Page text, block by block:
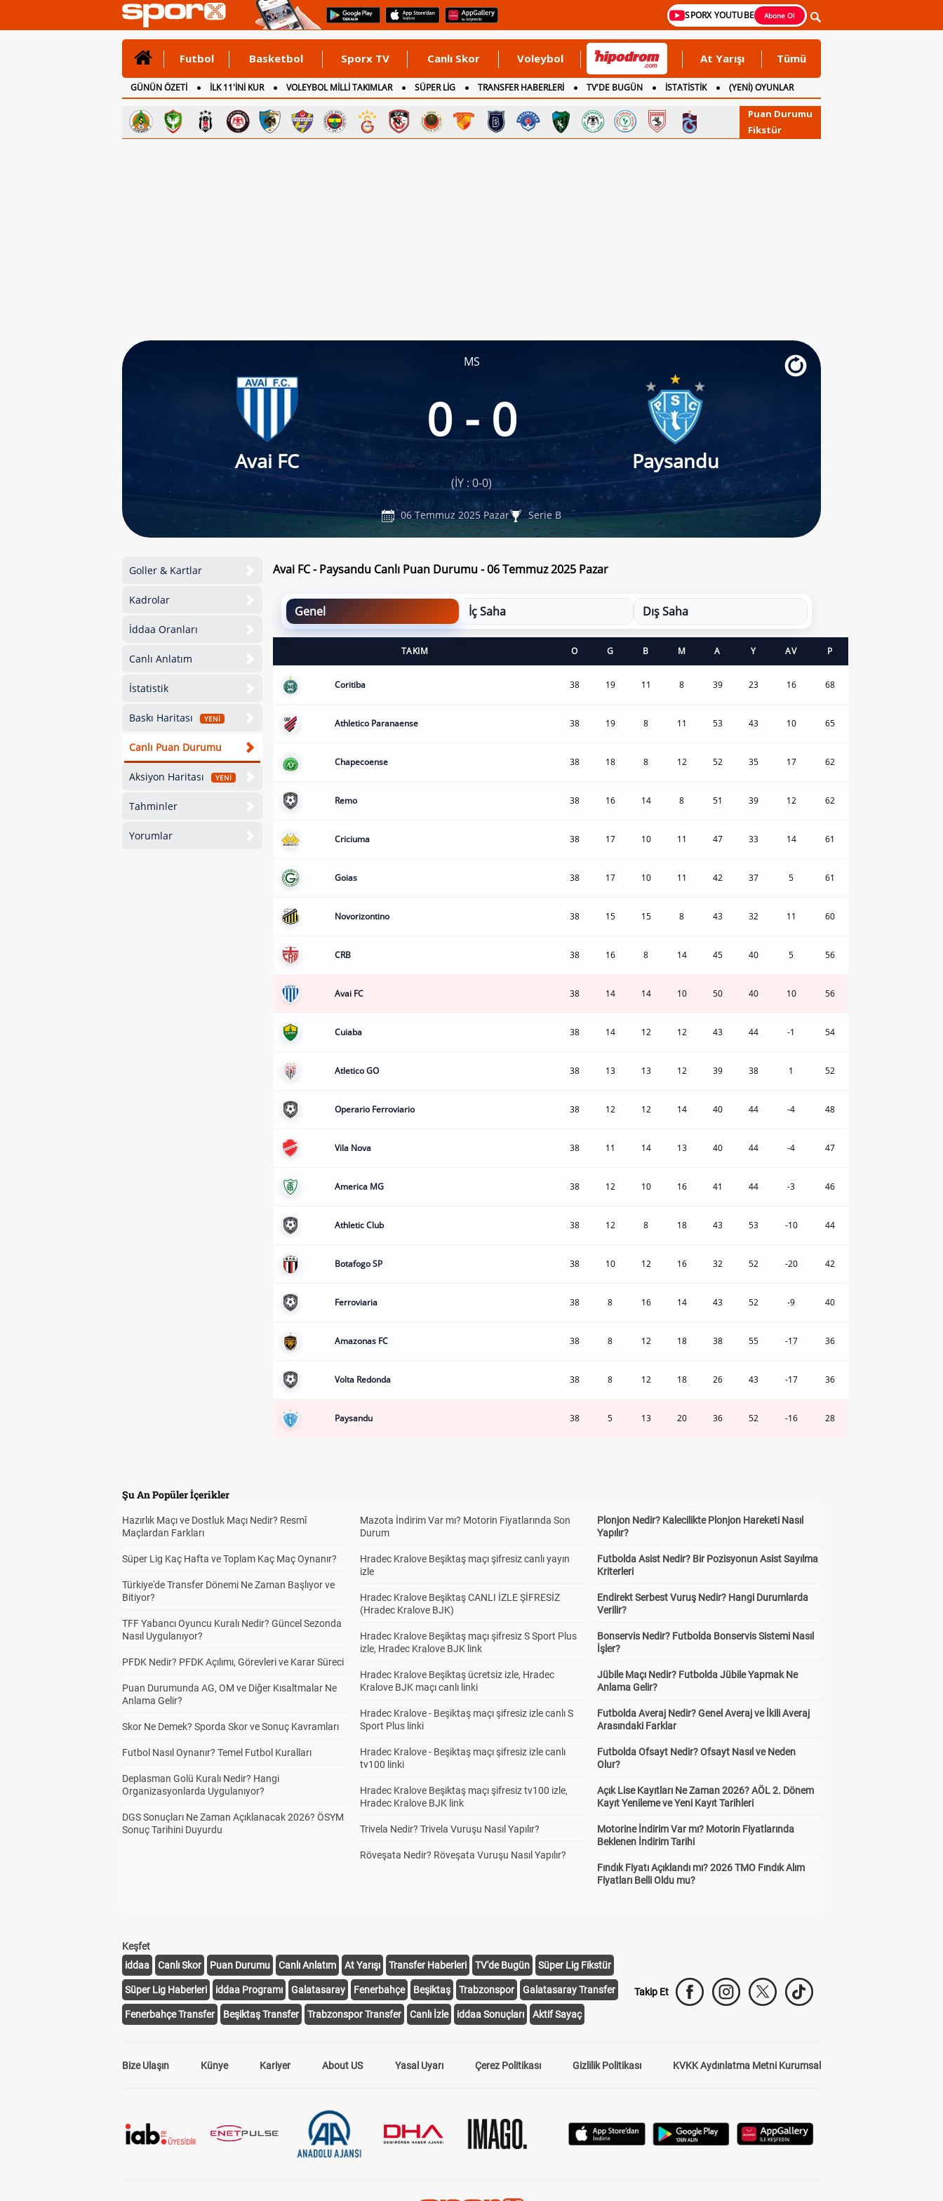
SPORX YOUTUBE Abone Ol
Futbol Basketbol Sporx TV Canlı Skor Voleybol At Yarışı Tümü
GÜNÜN ÖZETİ İLK 11'İNİ KUR VOLEYBOL MİLLİ TAKIMLAR SÜPER LİG TRANSFER HABERLERİ TV'DE BUGÜN İSTATİSTİK
(YENİ) OYUNLAR
CANLI ANLATIM
İNGİLTERE
Puan Durumu
Fikstür
MS
Avai FC
0 - 0
Paysandu
(İY : 0-0)
06 Temmuz 2025 Pazar Serie B
Goller & Kartlar
Kadrolar
İddaa Oranları
Canlı Anlatım
İstatistik
Baskı Haritası YENİ
Canlı Puan Durumu
Aksiyon Haritası YENİ
Tahminler
Yorumlar
Avai FC - Paysandu Canlı Puan Durumu - 06 Temmuz 2025 Pazar
Genel İç Saha Dış Saha
TAKIM O G B M A Y AV P
Coritiba 38 19 11 8 39 23 16 68
Athletico Paranaense 38 19 8 11 53 43 10 65
Chapecoense 38 18 8 12 52 35 17 62
Remo 38 16 14 8 51 39 12 62
Criciuma 38 17 10 11 47 33 14 61
Goias 38 17 10 11 42 37 5 61
Novorizontino 38 15 15 8 43 32 11 60
CRB 38 16 8 14 45 40 5 56
Avai FC 38 14 14 10 50 40 10 56
Cuiaba 38 14 12 12 43 44 -1 54
Atletico GO 38 13 13 12 39 38 1 52
Operario Ferroviario 38 12 12 14 40 44 -4 48
Vila Nova 38 11 14 13 40 44 -4 47
America MG 38 12 10 16 41 44 -3 46
Athletic Club 38 12 8 18 43 53 -10 44
Botafogo SP 38 10 12 16 32 52 -20 42
Ferroviaria 38 8 16 14 43 52 -9 40
Amazonas FC 38 8 12 18 38 55 -17 36
Volta Redonda 38 8 12 18 26 43 -17 36
Paysandu 38 5 13 20 36 52 -16 28
Şu An Popüler İçerikler
Hazırlık Maçı ve Dostluk Maçı Nedir? Resmî
Maçlardan Farkları
Süper Lig Kaç Hafta ve Toplam Kaç Maç Oynanır?
Türkiye'de Transfer Dönemi Ne Zaman Başlıyor ve
Bitiyor?
TFF Yabancı Oyuncu Kuralı Nedir? Güncel Sezonda
Nasıl Uygulanıyor?
PFDK Nedir? PFDK Açılımı, Görevleri ve Karar Süreci
Puan Durumunda AG, OM ve Diğer Kısaltmalar Ne
Anlama Gelir?
Skor Ne Demek? Sporda Skor ve Sonuç Kavramları
Futbol Nasıl Oynanır? Temel Futbol Kuralları
Deplasman Golü Kuralı Nedir? Hangi
Organizasyonlarda Uygulanıyor?
DGS Sonuçları Ne Zaman Açıklanacak 2026? ÖSYM
Sonuç Tarihini Duyurdu
Mazota İndirim Var mı? Motorin Fiyatlarında Son
Durum
Hradec Kralove Beşiktaş maçı şifresiz canlı yayın
izle
Hradec Kralove Beşiktaş CANLI İZLE ŞİFRESİZ
(Hradec Kralove BJK)
Hradec Kralove Beşiktaş maçı şifresiz S Sport Plus
izle, Hradec Kralove BJK link
Hradec Kralove Beşiktaş ücretsiz izle, Hradec
Kralove BJK maçı canlı linki
Hradec Kralove - Beşiktaş maçı şifresiz izle canlı S
Sport Plus linki
Hradec Kralove - Beşiktaş maçı şifresiz izle canlı
tv100 linki
Hradec Kralove Beşiktaş maçı şifresiz tv100 izle,
Hradec Kralove BJK link
Trivela Nedir? Trivela Vuruşu Nasıl Yapılır?
Röveşata Nedir? Röveşata Vuruşu Nasıl Yapılır?
Plonjon Nedir? Kalecilikte Plonjon Hareketi Nasıl
Yapılır?
Futbolda Asist Nedir? Bir Pozisyonun Asist Sayılma
Kriterleri
Endirekt Serbest Vuruş Nedir? Hangi Durumlarda
Verilir?
Bonservis Nedir? Futbolda Bonservis Sistemi Nasıl
İşler?
Jübile Maçı Nedir? Futbolda Jübile Yapmak Ne
Anlama Gelir?
Futbolda Averaj Nedir? Genel Averaj ve İkili Averaj
Arasındaki Farklar
Futbolda Ofsayt Nedir? Ofsayt Nasıl ve Neden
Olur?
Açık Lise Kayıtları Ne Zaman 2026? AÖL 2. Dönem
Kayıt Yenileme ve Yeni Kayıt Tarihleri
Motorine İndirim Var mı? Motorin Fiyatlarında
Beklenen İndirim Tarihi
Fındık Fiyatı Açıklandı mı? 2026 TMO Fındık Alım
Fiyatları Belli Oldu mu?
Keşfet
iddaa
Canlı Skor Puan Durumu Canlı Anlatım At Yarışı Transfer Haberleri TV'de Bugün Süper Lig Fikstür
Süper Lig Haberleri iddaa Programı Galatasaray Fenerbahçe Beşiktaş Trabzonspor Galatasaray Transfer
Fenerbahçe Transfer Beşiktaş Transfer Trabzonspor Transfer Canlı İzle iddaa Sonuçları Aktif Sayaç
Takip Et
Bize Ulaşın Künye Kariyer About US Yasal Uyarı Çerez Politikası Gizlilik Politikası KVKK Aydınlatma Metni Kurumsal